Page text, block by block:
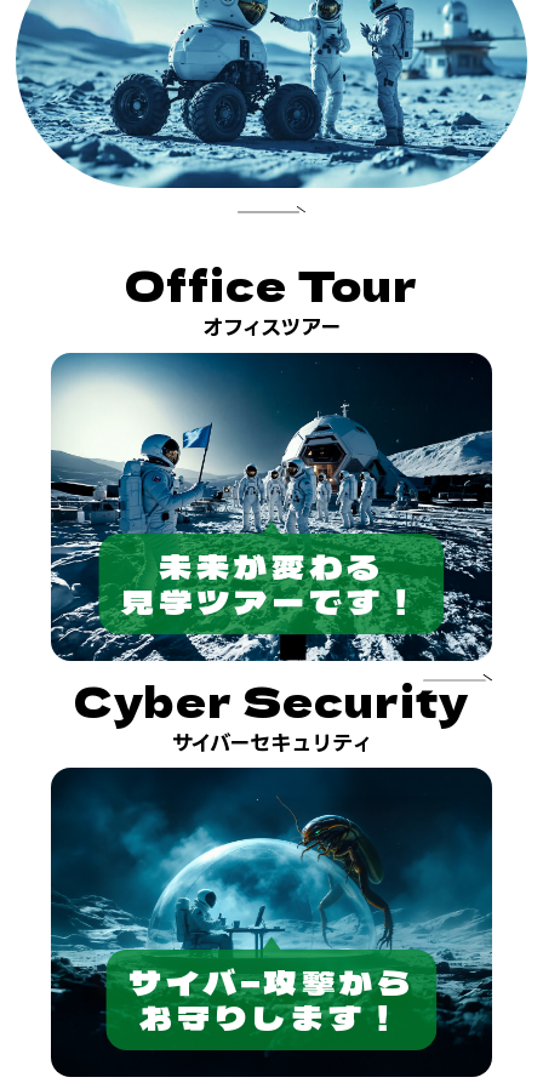
Office Tour
オフィスツアー
未来が変わる
見学ツアーです！
Cyber Security
サイバーセキュリティ
サイバ−攻撃から
お守りします！